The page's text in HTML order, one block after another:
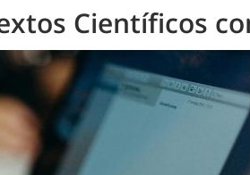
Científicos